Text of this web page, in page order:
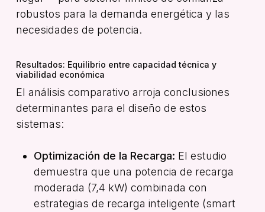
robustos para la demanda energética y las
necesidades de potencia.
Resultados: Equilibrio entre capacidad técnica y
viabilidad económica
El análisis comparativo arroja conclusiones
determinantes para el diseño de estos
sistemas:
Optimización de la Recarga: El estudio
demuestra que una potencia de recarga
moderada (7,4 kW) combinada con
estrategias de recarga inteligente (smart